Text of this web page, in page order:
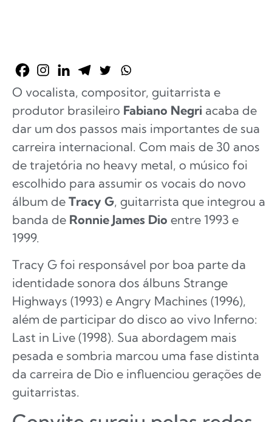
O vocalista, compositor, guitarrista e
produtor brasileiro Fabiano Negri acaba de
dar um dos passos mais importantes de sua
carreira internacional. Com mais de 30 anos
de trajetória no heavy metal, o músico foi
escolhido para assumir os vocais do novo
álbum de Tracy G, guitarrista que integrou a
banda de Ronnie James Dio entre 1993 e
1999.
Tracy G foi responsável por boa parte da
identidade sonora dos álbuns Strange
Highways (1993) e Angry Machines (1996),
além de participar do disco ao vivo Inferno:
Last in Live (1998). Sua abordagem mais
pesada e sombria marcou uma fase distinta
da carreira de Dio e influenciou gerações de
guitarristas.